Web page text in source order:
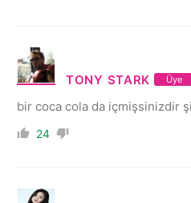
TONY STARK Üye
bir coca cola da içmişsinizdir
24